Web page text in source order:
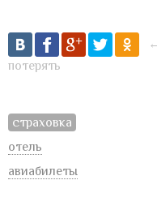
потерять
страховка
отель
авиабилеты